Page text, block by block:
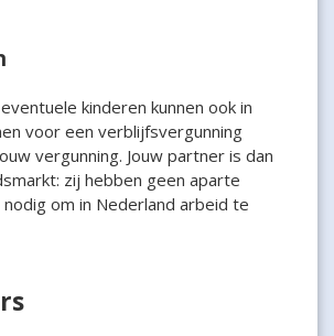
kinderen kunnen ook in
voor een verblijfsvergunning
vergunning. Jouw partner is dan
zij hebben geen aparte
om in Nederland arbeid te